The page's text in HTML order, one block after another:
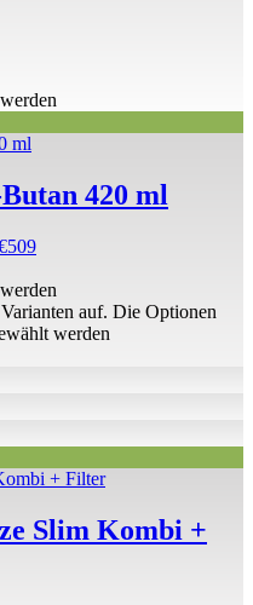
420 ml
auf. Die Optionen
werden
Slim Kombi +